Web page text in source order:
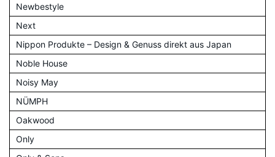
Newbestyle
Next
Nippon Produkte – Design & Genuss direkt aus Japan
Noble House
Noisy May
NÜMPH
Oakwood
Only